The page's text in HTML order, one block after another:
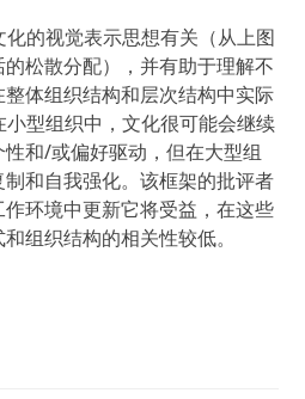
的视觉表示思想有关（从上图
松散分配），并有助于理解不
体组织结构和层次结构中实际
型组织中，文化很可能会继续
和/或偏好驱动，但在大型组
和自我强化。该框架的批评者
环境中更新它将受益，在这些
组织结构的相关性较低。